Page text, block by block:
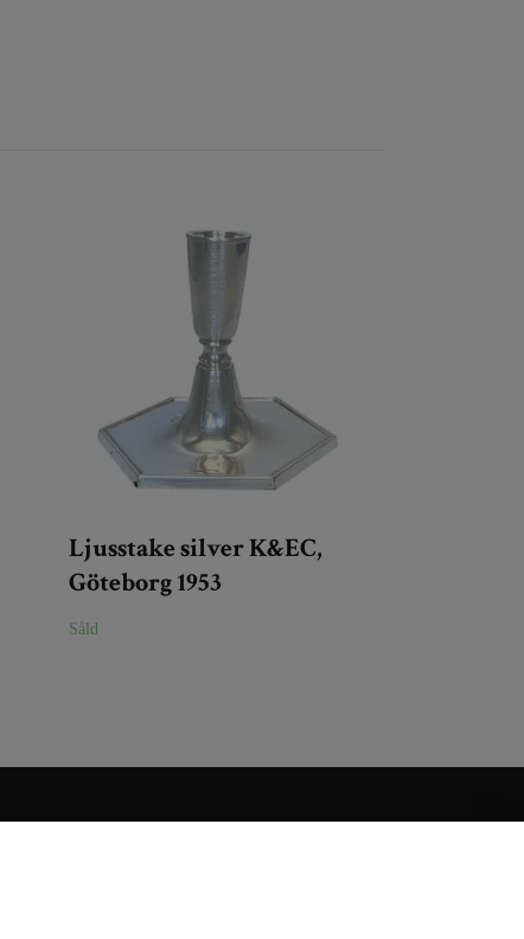
Ljusstake silver K&EC,
Göteborg 1953
Såld